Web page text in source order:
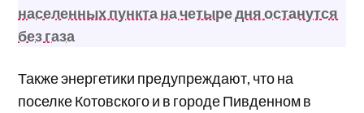
населенных пункта на четыре дня останутся
без газа
Также энергетики предупреждают, что на
поселке Котовского и в городе Пивденном в